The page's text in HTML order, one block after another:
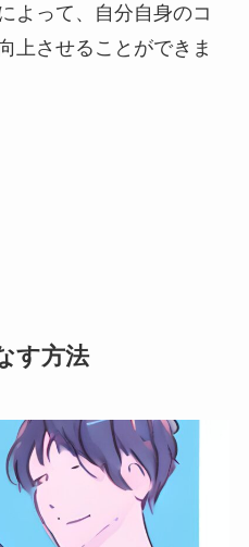
よって、自分自身のコ
上させることができま
す方法